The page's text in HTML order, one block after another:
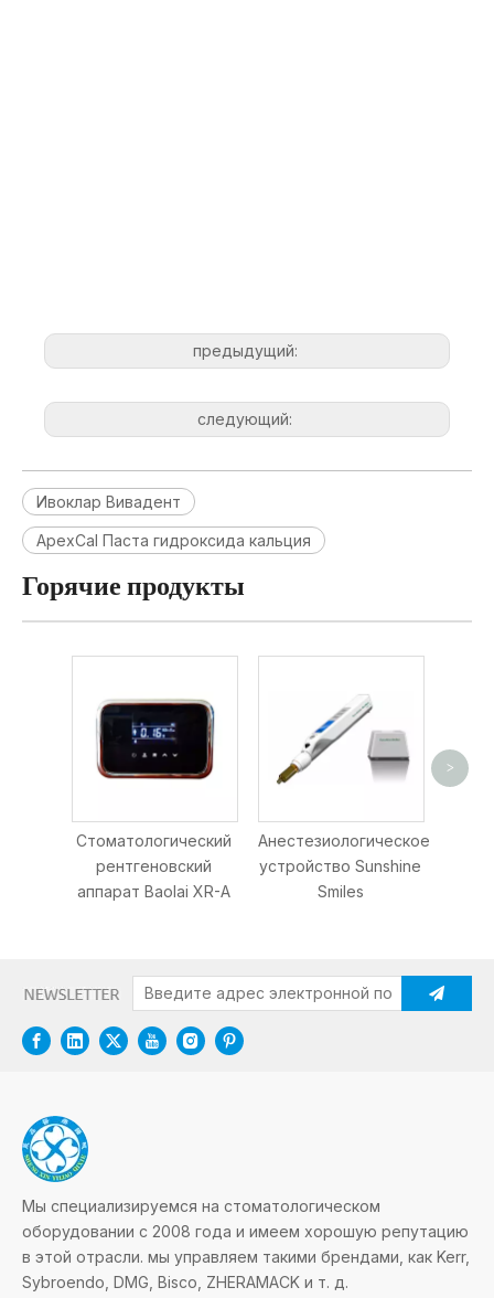
предыдущий:
следующий:
Ивоклар Вивадент
ApexCal Паста гидроксида кальция
Горячие продукты
Стоматологический
рентгеновский
аппарат Baolai XR-A
Анестезиологическое
устройство Sunshine
Smiles
>
Мы специализируемся на стоматологическом
оборудовании с 2008 года и имеем хорошую репутацию
в этой отрасли. мы управляем такими брендами, как Kerr,
Sybroendo, DMG, Bisco, ZHERAMACK и т. д.